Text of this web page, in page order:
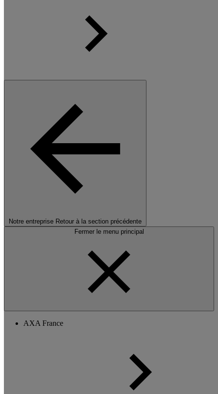
Notre entreprise Retour à la section précédente
Fermer le menu principal
AXA France